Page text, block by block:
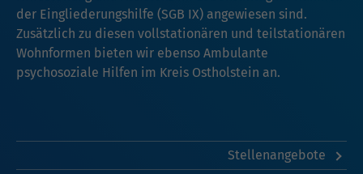
der Eingliederungshilfe (SGB IX) angewiesen sind.
Zusätzlich zu diesen vollstationären und teilstationären
Wohnformen bieten wir ebenso Ambulante
psychosoziale Hilfen im Kreis Ostholstein an.
Stellenangebote